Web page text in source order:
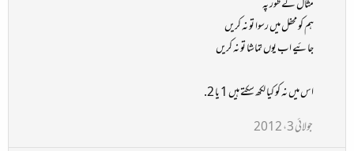
مثال کے طور پہ
ہم کو محفل میں رسوا تو نہ کریں
جائیے اب یوں تماشا تو نہ کریں
اس میں نہ کو کیا لکھ سکتے ہیں 1 یا 2.
جولائی 3، 2012